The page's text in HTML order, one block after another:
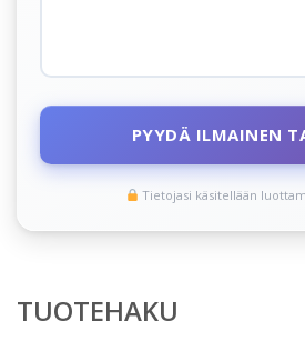
PYYDÄ ILMAINEN
Tietojasi käsitellään
TUOTEHAKU